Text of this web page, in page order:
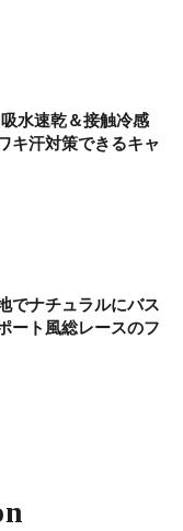
水速乾＆接触冷感
キ汗対策できるキャ
でナチュラルにバス
ート風総レースのフ